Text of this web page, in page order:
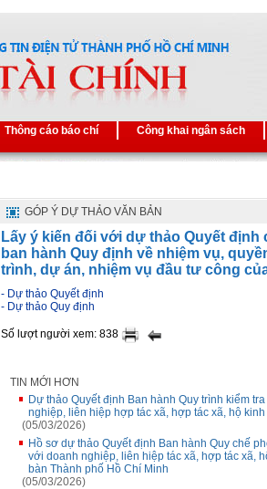
Thông cáo báo chí Công khai ngân sách
GÓP Ý DỰ THẢO VĂN BẢN
Lấy ý kiến đối với dự thảo Quyết
ban hành Quy định về nhiệm vụ,
trình, dự án, nhiệm vụ đầu tư công
- Dự thảo Quyết định
- Dự thảo Quy định
Số lượt người xem: 838
TIN MỚI HƠN
Dự thảo Quyết định Ban hành Quy trình kiểm
nghiệp, liên hiệp hợp tác xã, hợp tác xã, hộ
(05/03/2026)
Hồ sơ dự thảo Quyết định Ban hành Quy chế
với doanh nghiệp, liên hiệp tác xã, hợp tác xã,
bàn Thành phố Hồ Chí Minh
(05/03/2026)